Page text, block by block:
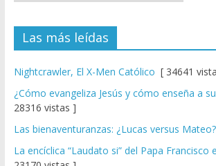
Las más leídas
Nightcrawler, El X-Men Católico [ 34641
¿Cómo evangeliza Jesús y cómo enseña a
28316 vistas ]
Las bienaventuranzas: ¿Lucas versus Mateo?
La encíclica “Laudato si” del Papa Francisco